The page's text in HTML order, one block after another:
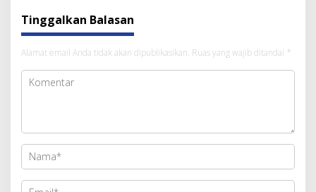
Tinggalkan Balasan
Alamat email Anda tidak akan dipublikasikan. Ruas yang wajib ditandai *